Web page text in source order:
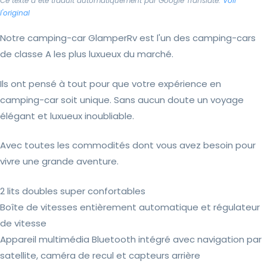
l'original
Notre camping-car GlamperRv est l'un des camping-cars
de classe A les plus luxueux du marché.
Ils ont pensé à tout pour que votre expérience en
camping-car soit unique. Sans aucun doute un voyage
élégant et luxueux inoubliable.
Avec toutes les commodités dont vous avez besoin pour
vivre une grande aventure.
2 lits doubles super confortables
Boîte de vitesses entièrement automatique et régulateur
de vitesse
Appareil multimédia Bluetooth intégré avec navigation par
satellite, caméra de recul et capteurs arrière